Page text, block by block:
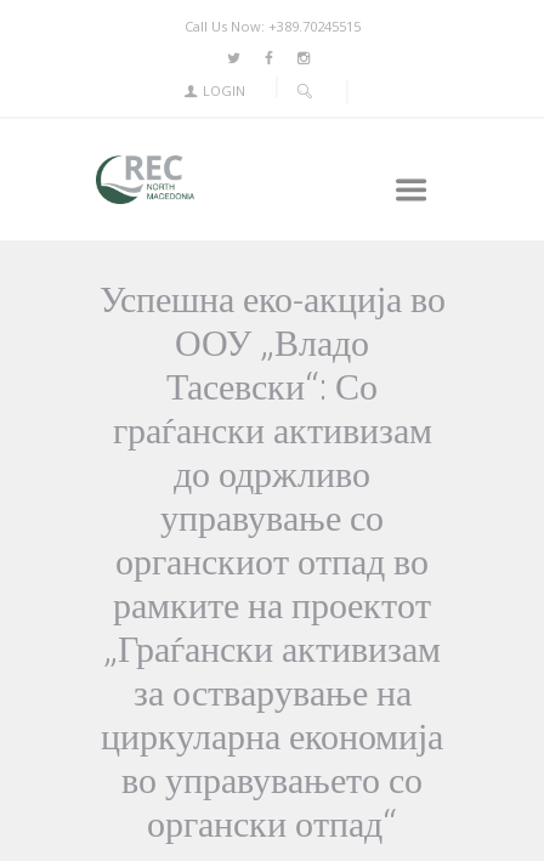
Call Us Now: +389.70245515
LOGIN
Успешна еко-акција во
ООУ „Владо
Тасевски“: Со
граѓански активизам
до одржливо
управување со
органскиот отпад во
рамките на проектот
„Граѓански активизам
за остварување на
циркуларна економија
во управувањето со
органски отпад“